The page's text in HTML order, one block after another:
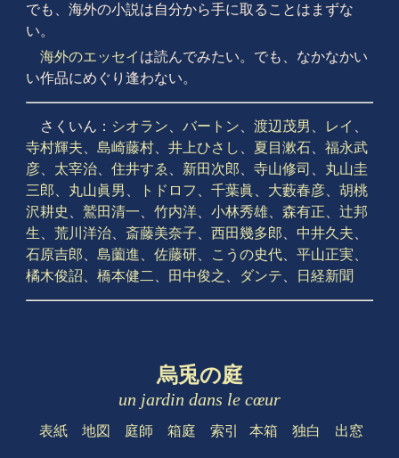
でも、海外の小説は自分から手に取ることはまずな
い。
海外のエッセイ は読んでみたい。でも、なかなかい
い作品にめぐり逢わない。
さくいん： シオラン バートン 渡辺茂男 レイ
寺村輝夫
島崎藤村、 井上ひさし 夏目漱石、 福永武
彦、 太宰治、 住井すゑ 新田次郎 寺山修司
丸山圭
三郎
丸山眞男 トドロフ 千葉眞 大藪春彦、 胡桃
沢耕史
鷲田清一 竹内洋、 小林秀雄、 森有正
辻邦
生
荒川洋治、 斎藤美奈子 西田幾多郎 中井久夫
石原吉郎
島薗進 佐藤研、 こうの史代、 平山正実
橘木俊詔
橋本健二 田中俊之 ダンテ 日経新聞
烏兎の庭
un jardin dans le cœur
表紙 地図 庭師 箱庭 索引 本箱 独白 出窓